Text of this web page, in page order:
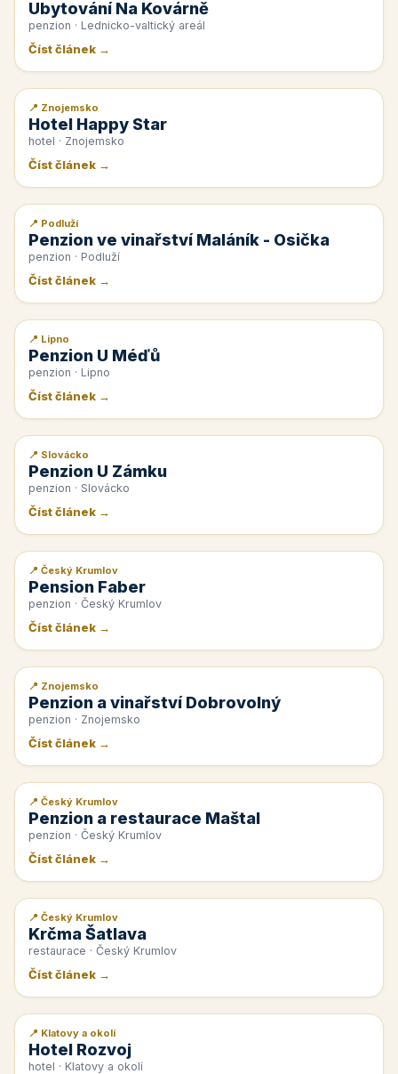
Ubytování Na Kovárně
penzion · Lednicko-valtický areál
Číst článek →
📰 PR článek
📍 Znojemsko
Hotel Happy Star
hotel · Znojemsko
Číst článek →
📰 PR článek
📍 Podluží
Penzion ve vinařství Maláník - Osička
penzion · Podluží
Číst článek →
📰 PR článek
📍 Lipno
Penzion U Méďů
penzion · Lipno
Číst článek →
📰 PR článek
📍 Slovácko
Penzion U Zámku
penzion · Slovácko
Číst článek →
📰 PR článek
📍 Český Krumlov
Pension Faber
penzion · Český Krumlov
Číst článek →
📰 PR článek
📍 Znojemsko
Penzion a vinařství Dobrovolný
penzion · Znojemsko
Číst článek →
📰 PR článek
📍 Český Krumlov
Penzion a restaurace Maštal
penzion · Český Krumlov
Číst článek →
📰 PR článek
📍 Český Krumlov
Krčma Šatlava
restaurace · Český Krumlov
Číst článek →
📰 PR článek
📍 Klatovy a okolí
Hotel Rozvoj
hotel · Klatovy a okolí